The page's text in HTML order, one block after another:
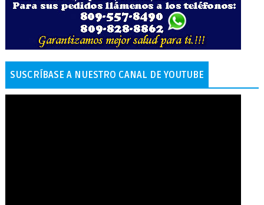
SUSCRÍBASE A NUESTRO CANAL DE YOUTUBE